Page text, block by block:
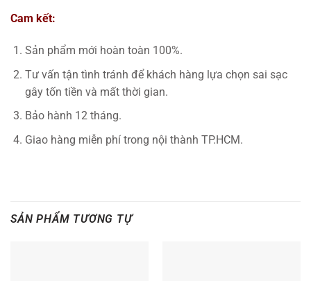
Cam kết:
Sản phẩm mới hoàn toàn 100%.
Tư vấn tận tình tránh để khách hàng lựa chọn sai sạc
gây tốn tiền và mất thời gian.
Bảo hành 12 tháng.
Giao hàng miễn phí trong nội thành TP.HCM.
SẢN PHẨM TƯƠNG TỰ